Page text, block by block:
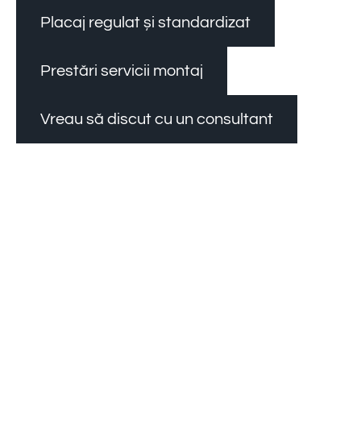
Placaj regulat și standardizat
Prestări servicii montaj
Vreau să discut cu un consultant